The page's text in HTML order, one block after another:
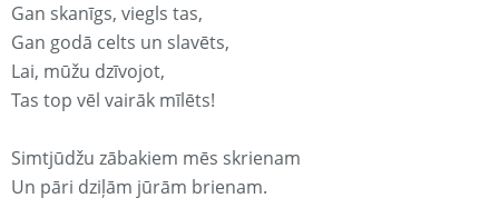
Gan skanīgs, viegls tas,
Gan godā celts un slavēts,
Lai, mūžu dzīvojot,
Tas top vēl vairāk mīlēts!
Simtjūdžu zābakiem mēs skrienam
Un pāri dziļām jūrām brienam.